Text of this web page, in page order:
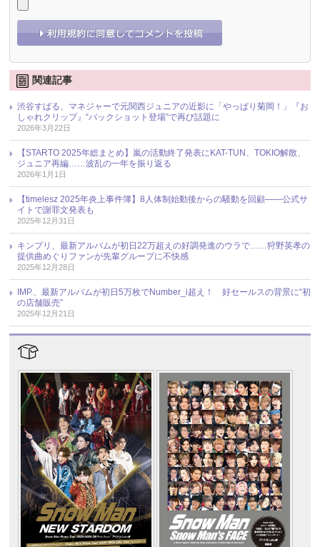
関連記事
渋谷すばる、マネジャーで元関西ジュニアの近影に「やっぱり菊岡！」『お
しゃれクリップ』“バックショット登場”で再び話題に
2026年3月22日
【STARTO 2025年総まとめ】嵐の活動終了発表にKAT-TUN、TOKIO解散、
ジュニア再編……波乱の一年を振り返る
2026年1月1日
【timelesz 2025年炎上事件簿】8人体制始動後からの騒動を回顧――公式サ
イトで謝罪文発表も
2025年12月31日
キンプリ、最新アルバムが初日22万超えの好調発進のウラで……狩野英孝の
提供曲めぐりファンが先輩グループに不快感
2025年12月28日
IMP.、最新アルバムが初日5万枚でNumber_i超え！ 好セールスの背景に“初
の店舗販売”
2025年12月21日